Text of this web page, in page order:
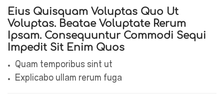
Eius Quisquam Voluptas Quo Ut
Voluptas. Beatae Voluptate Rerum
Ipsam. Consequuntur Commodi Sequi
Impedit Sit Enim Quos
Quam temporibus sint ut
Explicabo ullam rerum fuga